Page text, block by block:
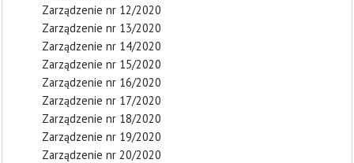
Zarządzenie nr 12/2020
Zarządzenie nr 13/2020
Zarządzenie nr 14/2020
Zarządzenie nr 15/2020
Zarządzenie nr 16/2020
Zarządzenie nr 17/2020
Zarządzenie nr 18/2020
Zarządzenie nr 19/2020
Zarządzenie nr 20/2020